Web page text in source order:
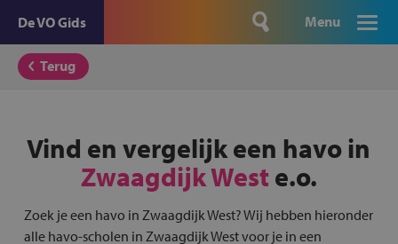
De VO Gids Menu
Terug
Vind en vergelijk een havo in
Zwaagdijk West e.o.
Zoek je een havo in Zwaagdijk West? Wij hebben hieronder
alle havo-scholen in Zwaagdijk West voor je in een